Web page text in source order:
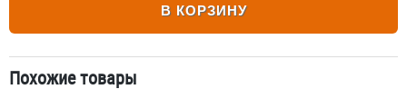
В КОРЗИНУ
Похожие товары